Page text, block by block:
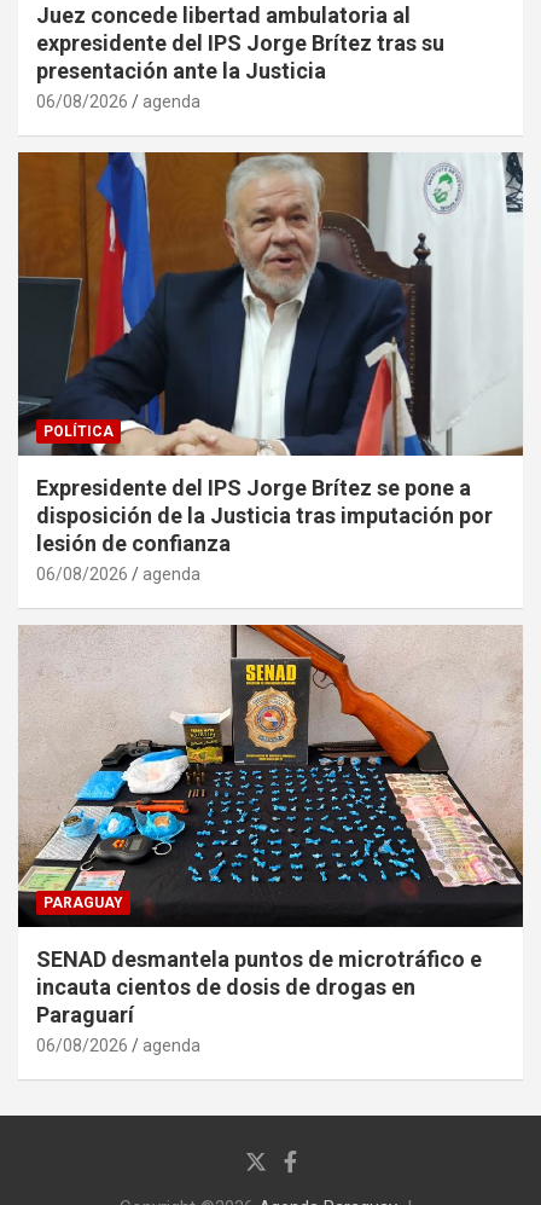
Juez concede libertad ambulatoria al
expresidente del IPS Jorge Brítez tras su
presentación ante la Justicia
06/08/2026 agenda
POLÍTICA
Expresidente del IPS Jorge Brítez se pone a
disposición de la Justicia tras imputación por
lesión de confianza
06/08/2026 agenda
PARAGUAY
SENAD desmantela puntos de microtráfico e
incauta cientos de dosis de drogas en
Paraguarí
06/08/2026 agenda